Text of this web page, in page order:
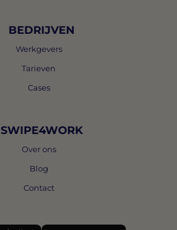
BEDRIJVEN
Werkgevers
Tarieven
Cases
SWIPE4WORK
Over ons
Blog
Contact